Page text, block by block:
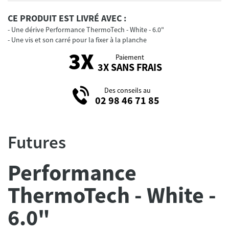
CE PRODUIT EST LIVRÉ AVEC :
Une dérive Performance ThermoTech - White - 6.0"
Une vis et son carré pour la fixer à la planche
Paiement
3X SANS FRAIS
Des conseils au
02 98 46 71 85
Futures
Performance
ThermoTech - White -
6.0"